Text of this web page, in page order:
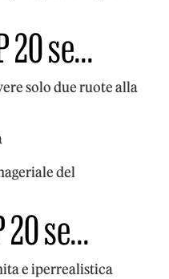
20 se…
solo due ruote alla
del
se…
e iperrealistica